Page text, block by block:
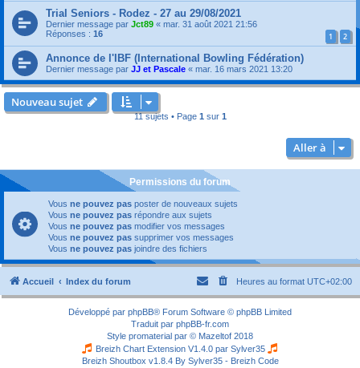
Trial Seniors - Rodez - 27 au 29/08/2021
Dernier message par Jct89 « mar. 31 août 2021 21:56
Réponses : 16 1 2
Annonce de l'IBF (International Bowling Fédération)
Dernier message par JJ et Pascale « mar. 16 mars 2021 13:20
Nouveau sujet
11 sujets • Page 1sur 1
Aller à
Permissions du forum
Vous ne pouvez pas poster de nouveaux sujets
Vous ne pouvez pas répondre aux sujets
Vous ne pouvez pas modifier vos messages
Vous ne pouvez pas supprimer vos messages
Vous ne pouvez pas joindre des fichiers
Accueil Index du forum Heures au format UTC+02:00
Développé par phpBB® Forum Software © phpBB Limited
Traduit par phpBB-fr.com
Style promaterial par © Mazeltof 2018
Breizh Chart Extension V1.4.0 par Sylver35
Breizh Shoutbox v1.8.4 By Sylver35 - Breizh Code